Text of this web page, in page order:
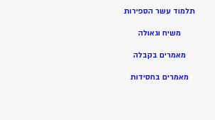
תלמוד עשר הספירות
משיח וגאולה
מאמרים בקבלה
מאמרים בחסידות